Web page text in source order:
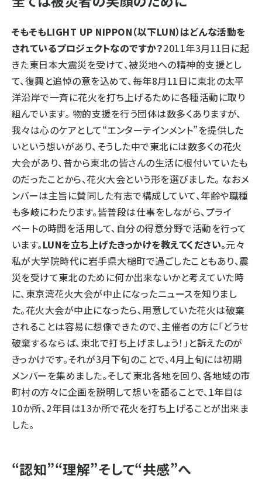
そもそもLIGHT UP NIPPON（以下LUN）はどんな活動を
されているプロジェクトなのですか？2011年3月11日に起
きた東日本大震災を受けて、被災地への精神的支援とし
て、復興と追悼の意を込めて、毎年8月11日に東北の太平
洋沿岸で一斉に花火を打ち上げるために各種活動に取り
組んでいます。 物的支援を行う団体は数多くありますが、
我々は心のケアとして“エンターテインメント”を提供した
いという想いがあり、そうした中で東北には数多くの花火
大会があり、昔から東北の皆さんの生活に根付いていたも
のだったことから、花火大会という形を選びました。 なおメ
ンバーは主旨に賛同した有志で構成していて、年齢や職種
も多岐にわたります。皆普段は仕事をしながら、プライ
ベートの時間を活用して、自分の得意分野で活動を行って
います。LUNを立ち上げたきっかけを教えてください。元々
私が大学院時代に岩手県大槌町で過ごしたこともあり、震
災を受けて東北のために何か出来ないかと考えていた時
に、東京湾花火大会が中止になったニュースを知りまし
た。花火大会が中止になったら、用意していた花火は破棄
されることは容易に想像できたので、主催者の方に「どうせ
破棄するならば、東北で打ち上げましょう！」と訴えたのが
きっかけです。それが3月下旬のことで、4月上旬には初期
メンバーを集めました。そして東北各地を回り、各地域の市
町村の方々に企画を説明して想いを語ることで、1年目は
10か所、2年目は13か所で花火を打ち上げることが出来ま
した。
“認知”“理解”そして“共感”へ